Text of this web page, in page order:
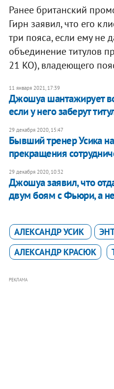
Ранее британский
Гирн заявил, что его
три пояса, если ему не
объединение титулов
21 KO), владеющего
11 января 2021, 17:39
Джошуа шантажирует
если у него заберут
29 декабря 2020, 15:47
Бывший тренер Усика
прекращения
29 декабря 2020, 10:32
Джошуа заявил, что
двум боям с Фьюри, а
АЛЕКСАНДР УСИК
АЛЕКСАНДР КРАСЮК
РЕКЛАМА